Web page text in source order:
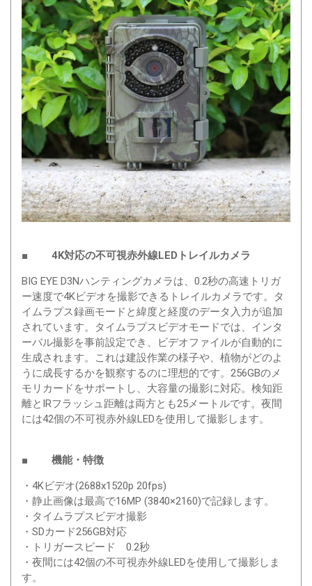
■ 4K対応の不可視赤外線LEDトレイルカメラ
BIG EYE D3Nハンティングカメラは、0.2秒の高速トリガ
ー速度で4Kビデオを撮影できるトレイルカメラです。タ
イムラプス録画モードと緯度と経度のデータ入力が追加
されています。タイムラプスビデオモードでは、インタ
ーバル撮影を事前設定でき、ビデオファイルが自動的に
生成されます。これは建設作業の様子や、植物がどのよ
うに成長するかを観察するのに理想的です。256GBのメ
モリカードをサポートし、大容量の撮影に対応。検知距
離とIRフラッシュ距離は両方とも25メートルです。夜間
には42個の不可視赤外線LEDを使用して撮影します。
■ 機能・特徴
・4Kビデオ(2688x1520p 20fps)
・静止画像は最高で16MP (3840×2160)で記録します。
・タイムラプスビデオ撮影
・SDカード256GB対応
・トリガースピード 0.2秒
・夜間には42個の不可視赤外線LEDを使用して撮影しま
す。